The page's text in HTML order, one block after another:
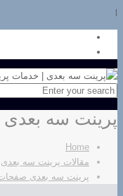
پرینت سه
Home
مقالات پرینت سه بعدی
پرینت سه بعدی